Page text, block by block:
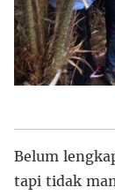
Belum
tapi tidak